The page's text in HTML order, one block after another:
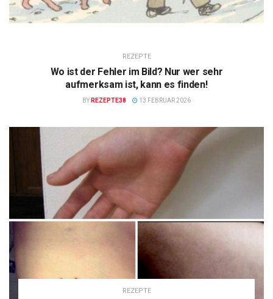
REZEPTE
Wo ist der Fehler im Bild? Nur wer sehr
aufmerksam ist, kann es finden!
BY REZEPTE38 13 FEBRUAR 2026
REZEPTE